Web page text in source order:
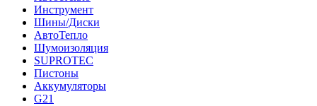
Инструмент
Шины/Диски
АвтоТепло
Шумоизоляция
SUPROTEC
Пистоны
Аккумуляторы
G21